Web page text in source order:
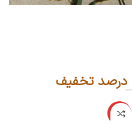
-30%